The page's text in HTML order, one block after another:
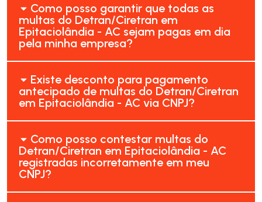
Como posso garantir que todas as
multas do Detran/Ciretran em
Epitaciolândia - AC sejam pagas em dia
pela minha empresa?
Existe desconto para pagamento
antecipado de multas do Detran/Ciretran
em Epitaciolândia - AC via CNPJ?
Como posso contestar multas do
Detran/Ciretran em Epitaciolândia - AC
registradas incorretamente em meu
CNPJ?